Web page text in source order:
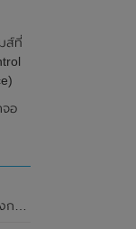
ส์ที่
จอ
ว